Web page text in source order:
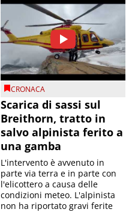
CRONACA
Scarica di sassi sul
Breithorn, tratto in
salvo alpinista ferito a
una gamba
L'intervento è avvenuto in
parte via terra e in parte con
l'elicottero a causa delle
condizioni meteo. L'alpinista
non ha riportato gravi ferite